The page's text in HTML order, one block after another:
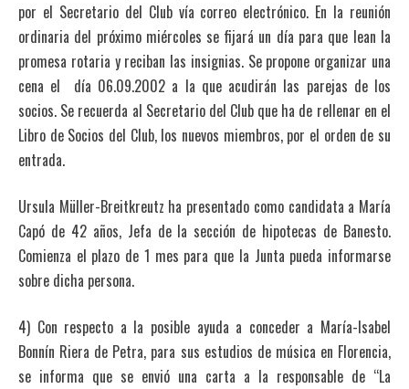
por el Secretario del Club vía correo electrónico. En la reunión
ordinaria del próximo miércoles se fijará un día para que lean la
promesa rotaria y reciban las insignias. Se propone organizar una
cena el día 06.09.2002 a la que acudirán las parejas de los
socios. Se recuerda al Secretario del Club que ha de rellenar en el
Libro de Socios del Club, los nuevos miembros, por el orden de su
entrada.
Ursula Müller-Breitkreutz ha presentado como candidata a María
Capó de 42 años, Jefa de la sección de hipotecas de Banesto.
Comienza el plazo de 1 mes para que la Junta pueda informarse
sobre dicha persona.
4) Con respecto a la posible ayuda a conceder a María-Isabel
Bonnín Riera de Petra, para sus estudios de música en Florencia,
se informa que se envió una carta a la responsable de “La